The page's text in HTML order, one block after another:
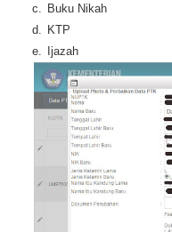
c.
Buku Nikah
d.
KTP
e.
Ijazah